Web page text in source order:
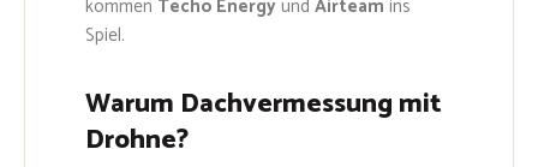
kommen Techo Energyund Airteam ins
Spiel.
Warum Dachvermessung mit
Drohne?